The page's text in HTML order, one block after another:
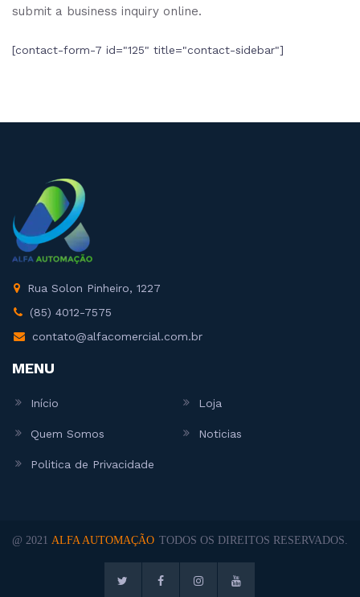
submit a business inquiry online.
[contact-form-7 id="125" title="contact-sidebar"]
Rua Solon Pinheiro, 1227
(85) 4012-7575
contato@alfacomercial.com.br
MENU
Início Loja
Quem Somos Noticias
Politica de Privacidade
@ 2021 ALFA AUTOMAÇÃO TODOS OS DIREITOS RESERVADOS.